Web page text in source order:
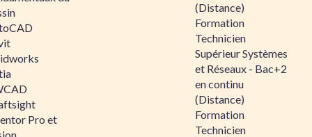
Pro et
(Distance)
Formation
Technicien
Supérieur Systèmes
et Réseaux - Bac+2
en continu
(Distance)
Formation
Technicien